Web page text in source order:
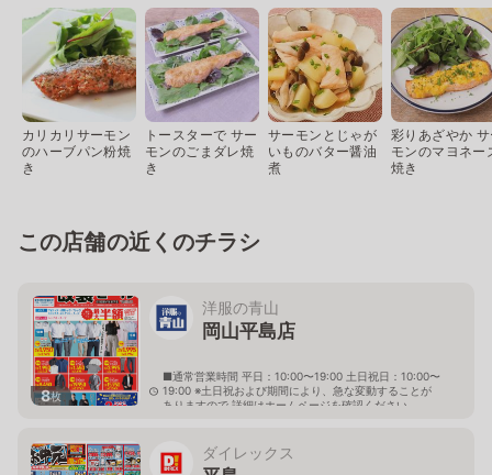
カリカリサーモン
のハーブパン粉焼
き
トースターで サー
モンのごまダレ焼
き
サーモンとじゃが
いものバター醤油
煮
彩りあざやか
モンのマヨネー
焼き
この店舗の近くのチラシ
8枚
洋服の青山
岡山平島店
■通常営業時間 平日：10:00〜19:00 土日祝日：10:00〜
19:00 ※土日祝および期間により、急な変動することが
ありますので 詳細はホームページを確認ください
ダイレックス